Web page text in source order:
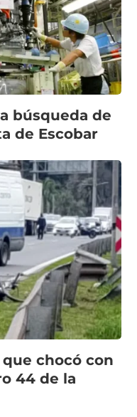
búsqueda de
de Escobar
chocó con
44 de la